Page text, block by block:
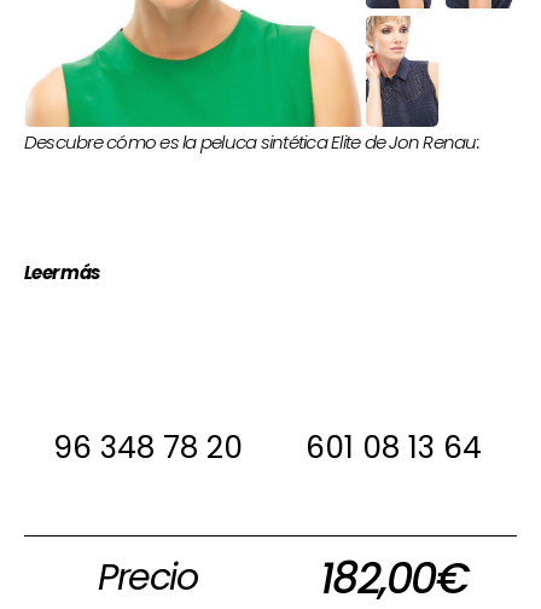
Descubre cómo es la peluca sintética Elite de Jon Renau:
Leer más
96 348 78 20 601 08 13 64
Precio 182,00€